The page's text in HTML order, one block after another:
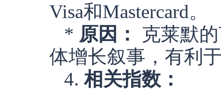
Visa和Mastercard。
* 原因：
克莱默
体增长叙事，有利
4.相关指数：